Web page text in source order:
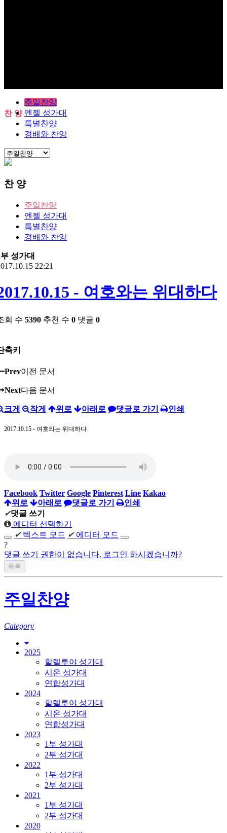
찬 양
주일찬양
엔젤 성가대
특별찬양
경배와 찬양
찬 양
주일찬양
엔젤 성가대
특별찬양
경배와 찬양
성가대
22:21
- 여호와는 위대하다
회 수 5390 추천 수 0 댓글 0
축키
Prev이전 문서
Next다음 문서
크게 작게 위로 아래로 댓글로 가기 인쇄
2017.10.15 - 여호와는 위대하다
Facebook Twitter Google Pinterest Line Kakao
위로
아래로 댓글로 가기
인쇄
✔댓글 쓰기
에디터 선택하기
✔ 텍스트 모드 ✔ 에디터 모드
?
댓글 쓰기 권한이 없습니다. 로그인 하시겠습니까?
주일찬양
Category
2025
할렐루야 성가대
시온 성가대
연합성가대
2024
할렐루야 성가대
시온 성가대
연합성가대
2023
1부 성가대
2부 성가대
2022
1부 성가대
2부 성가대
2021
1부 성가대
2부 성가대
2020